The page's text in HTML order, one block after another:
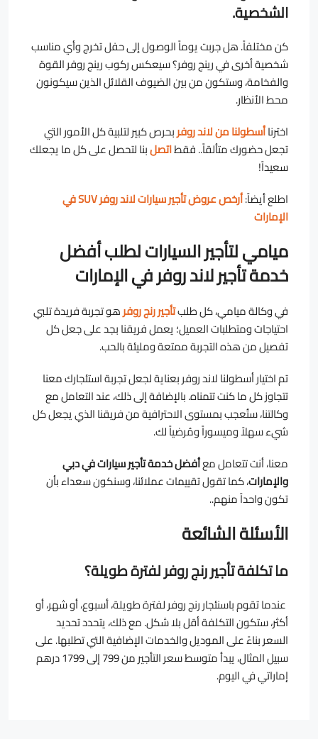
الشخصية.
كن مختلفاً. هل جربت يوماً الوصول إلى حفل تخرج وأي مناسب
شخصية أخرى في رينج روفر؟ سيعكس ركوب رينج روفر القوة
والفخامة، وستكون من بين الضيوف القلائل الذين سيكونون
محط الأنظار.
اخترناأسطولنا من لاند روفربحرص كبير لتلبية كل الأمور التي
تجعل حضورك متألقاً.. فقطاتصلبنا لتحصل على كل ما يجعلك
سعيداً!
اطلع أيضاً:
أرخص عروض تأجير سيارات لاند روفر SUV في
الإمارات
ميامي لتأجير السيارات لطلب أفضل
خدمة تأجير لاند روفر في الإمارات
في وكالة ميامي، كل طلبتأجير رنج روفرهو تجربة فريدة تلبي
احتياجات ومتطلبات العميل؛ يعمل فريقنا بجد على جعل كل
تفصيل من هذه التجربة ممتعة ومليئة بالحب.
تم اختيار أسطولنا لاند روفر بعناية لجعل تجربة استئجارك معنا
تتجاوز كل ما كنت تتمناه. بالإضافة إلى ذلك، عند التعامل مع
وكالتنا، ستُعجب بمستوى الاحترافية من فريقنا الذي يجعل كل
شيء سهلاً وميسوراً ومُرضياً لك.
معنا، أنت تتعامل معأفضل خدمة تأجير سيارات في دبي
والإمارات، كما تقول تقييمات عملائنا، وسنكون سعداء بأن
تكون واحداً منهم..
الأسئلة الشائعة
ما تكلفة تأجير رنج روفر لفترة طويلة؟
عندما تقوم باسنئجار رنج روفر لفترة طويلة، أسبوع، أو شهر، أو
أكثر، ستكون التكلفة أقل بلا شكل. مع ذلك، يتحدد تحديد
السعر بناءً على الموديل والخدمات الإضافية التي تطلبها. على
سبيل المثال، يبدأ متوسط سعر التأجير من 799 إلى 1799 درهم
إماراتي في اليوم.